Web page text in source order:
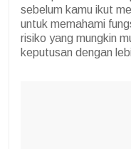
sebelum kamu ikut
untuk memahami
risiko yang mungkin
keputusan dengan